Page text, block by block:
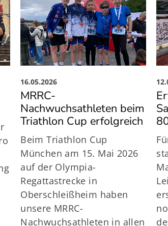
16.05.2026
MRRC-
Nachwuchsathleten beim
Triathlon Cup erfolgreich
Beim Triathlon Cup
München am 15. Mai 2026
auf der Olympia-
Regattastrecke in
Oberschleißheim haben
unsere MRRC-
Nachwuchsathleten in allen